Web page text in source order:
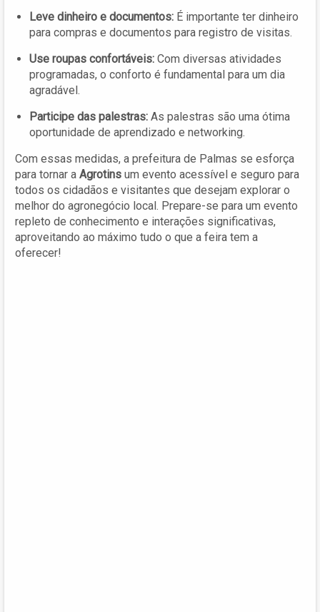
Leve dinheiro e documentos: É importante ter dinheiro
para compras e documentos para registro de visitas.
Use roupas confortáveis: Com diversas atividades
programadas, o conforto é fundamental para um dia
agradável.
Participe das palestras: As palestras são uma ótima
oportunidade de aprendizado e networking.
Com essas medidas, a prefeitura de Palmas se esforça
para tornar a Agrotins um evento acessível e seguro para
todos os cidadãos e visitantes que desejam explorar o
melhor do agronegócio local. Prepare-se para um evento
repleto de conhecimento e interações significativas,
aproveitando ao máximo tudo o que a feira tem a
oferecer!